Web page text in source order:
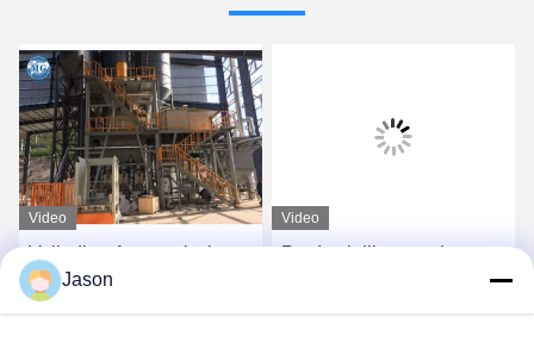
Video
Volledige Automatische
Droge Mortierproductielijn
met Robot/het Palletiseren
Video
Productielijn voor droge
investering
Jason